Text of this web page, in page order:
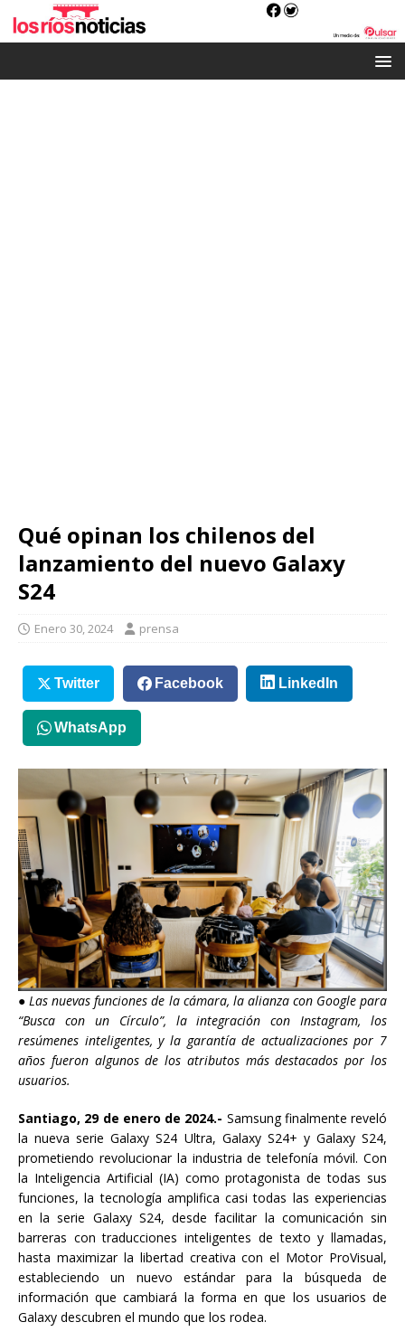
Qué opinan los chilenos del
lanzamiento del nuevo Galaxy
S24
Enero 30, 2024 prensa
Twitter Facebook LinkedIn
WhatsApp
●Las nuevas funciones de la cámara, la alianza con Google para
“Busca con un Círculo”, la integración con Instagram, los
resúmenes inteligentes, y la garantía de actualizaciones por 7
años fueron algunos de los atributos más destacados por los
usuarios.
Santiago, 29 de enero de 2024.- Samsung finalmente reveló
la nueva serie Galaxy S24 Ultra, Galaxy S24+ y Galaxy S24,
prometiendo revolucionar la industria de telefonía móvil. Con
la Inteligencia Artificial (IA) como protagonista de todas sus
funciones, la tecnología amplifica casi todas las experiencias
en la serie Galaxy S24, desde facilitar la comunicación sin
barreras con traducciones inteligentes de texto y llamadas,
hasta maximizar la libertad creativa con el Motor ProVisual,
estableciendo un nuevo estándar para la búsqueda de
información que cambiará la forma en que los usuarios de
Galaxy descubren el mundo que los rodea.